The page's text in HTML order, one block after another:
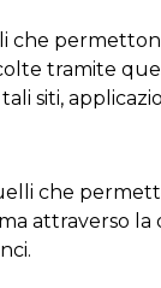
che
tramite
siti,
che
attraverso